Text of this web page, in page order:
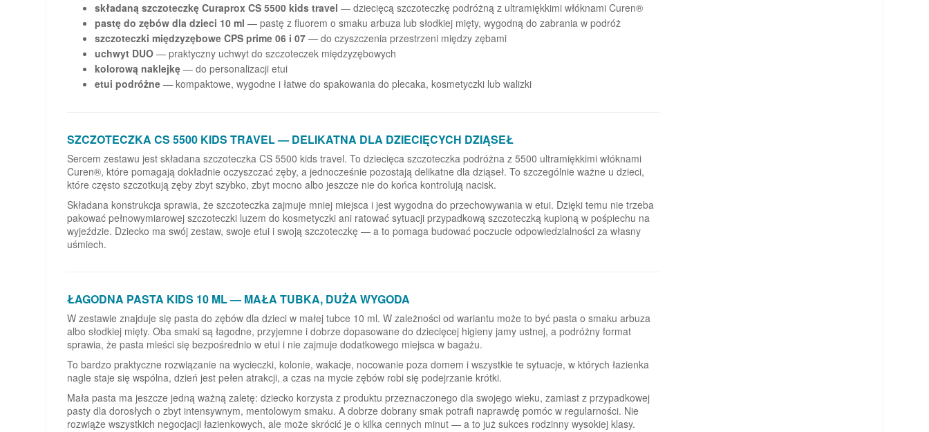
składaną szczoteczkę Curaprox CS 5500 kids travel — dziecięcą szczoteczkę podróżną z ultramiękkimi włóknami Curen®
pastę do zębów dla dzieci 10 ml — pastę z fluorem o smaku arbuza lub słodkiej mięty, wygodną do zabrania w podróż
szczoteczki międzyzębowe CPS prime 06 i 07 — do czyszczenia przestrzeni między zębami
uchwyt DUO — praktyczny uchwyt do szczoteczek międzyzębowych
kolorową naklejkę — do personalizacji etui
etui podróżne — kompaktowe, wygodne i łatwe do spakowania do plecaka, kosmetyczki lub walizki
SZCZOTECZKA CS 5500 KIDS TRAVEL — DELIKATNA DLA DZIECIĘCYCH DZIĄSEŁ
Sercem zestawu jest składana szczoteczka CS 5500 kids travel. To dziecięca szczoteczka podróżna z 5500 ultramiękkimi włóknami
Curen®, które pomagają dokładnie oczyszczać zęby, a jednocześnie pozostają delikatne dla dziąseł. To szczególnie ważne u dzieci,
które często szczotkują zęby zbyt szybko, zbyt mocno albo jeszcze nie do końca kontrolują nacisk.
Składana konstrukcja sprawia, że szczoteczka zajmuje mniej miejsca i jest wygodna do przechowywania w etui. Dzięki temu nie trzeba
pakować pełnowymiarowej szczoteczki luzem do kosmetyczki ani ratować sytuacji przypadkową szczoteczką kupioną w pośpiechu na
wyjeździe. Dziecko ma swój zestaw, swoje etui i swoją szczoteczkę — a to pomaga budować poczucie odpowiedzialności za własny
uśmiech.
ŁAGODNA PASTA KIDS 10 ML — MAŁA TUBKA, DUŻA WYGODA
W zestawie znajduje się pasta do zębów dla dzieci w małej tubce 10 ml. W zależności od wariantu może to być pasta o smaku arbuza
albo słodkiej mięty. Oba smaki są łagodne, przyjemne i dobrze dopasowane do dziecięcej higieny jamy ustnej, a podróżny format
sprawia, że pasta mieści się bezpośrednio w etui i nie zajmuje dodatkowego miejsca w bagażu.
To bardzo praktyczne rozwiązanie na wycieczki, kolonie, wakacje, nocowanie poza domem i wszystkie te sytuacje, w których łazienka
nagle staje się wspólna, dzień jest pełen atrakcji, a czas na mycie zębów robi się podejrzanie krótki.
Mała pasta ma jeszcze jedną ważną zaletę: dziecko korzysta z produktu przeznaczonego dla swojego wieku, zamiast z przypadkowej
pasty dla dorosłych o zbyt intensywnym, mentolowym smaku. A dobrze dobrany smak potrafi naprawdę pomóc w regularności. Nie
rozwiąże wszystkich negocjacji łazienkowych, ale może skrócić je o kilka cennych minut — a to już sukces rodzinny wysokiej klasy.